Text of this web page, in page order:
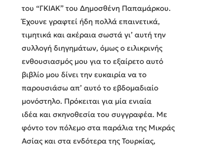
του “ΓΚΙΑΚ” του Δημοσθένη Παπαμάρκου.
Έχουνε γραφτεί ήδη πολλά επαινετικά,
τιμητικά και ακέραια σωστά γι’ αυτή την
συλλογή διηγημάτων, όμως ο ειλικρινής
ενθουσιασμός μου για το εξαίρετο αυτό
βιβλίο μου δίνει την ευκαιρία να το
παρουσιάσω απ’ αυτό το εβδομαδιαίο
μονόστηλο. Πρόκειται για μία ενιαία
ιδέα και σκηνοθεσία του συγγραφέα. Με
φόντο τον πόλεμο στα παράλια της Μικράς
Ασίας και στα ενδότερα της Τουρκίας,